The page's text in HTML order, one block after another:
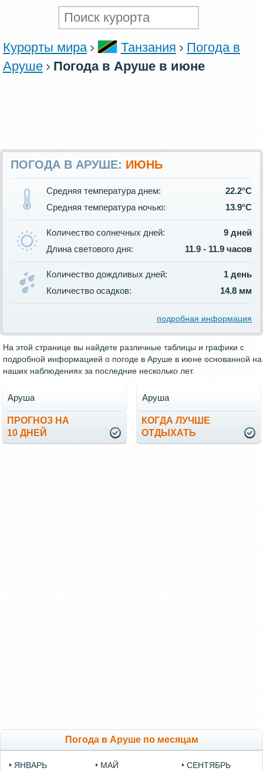
Курорты мира Танзания
Погода в
Аруше
Погода в Аруше в июне
ПОГОДА В АРУШЕ: ИЮНЬ
Средняя температура днем:
22.2°C
Средняя температура ночью:
13.9°C
Количество солнечных дней:
9 дней
Длина светового дня:
11.9 - 11.9 часов
Количество дождливых дней:
1 день
Количество осадков:
14.8 мм
подробная информация
На этой странице вы найдете различные таблицы и графики с
подробной информацией о погоде в Аруше в июне основанной на
наших наблюдениях за последние несколько лет.
ПРОГНОЗ НА
10 ДНЕЙ
Аруша
КОГДА ЛУЧШЕ
ОТДЫХАТЬ
Аруша
Погода в Аруше по месяцам
ЯНВАРЬ
МАЙ
СЕНТЯБРЬ